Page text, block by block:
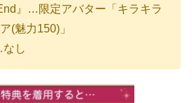
』…限定アバター「キラキラ
(魅力150)」
なし